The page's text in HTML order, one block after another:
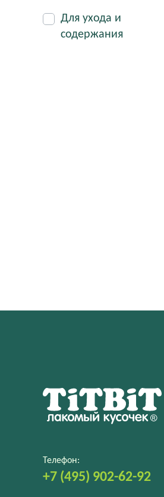
Для ухода и
содержания
Телефон:
+7 (495) 902-62-92